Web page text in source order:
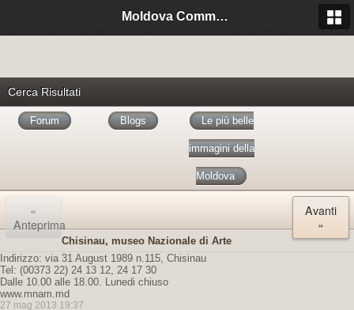
Moldova Community Italia
Cerca Risultati
Forum Blogs Le più belle
immagini della
Moldova
«
Anteprima
Avanti
»
Chisinau, museo Nazionale di Arte
Indirizzo: via 31 August 1989 n.115, Chisinau
Tel: (00373 22) 24 13 12, 24 17 30
Dalle 10.00 alle 18.00. Lunedi chiuso
www.mnam.md
27 mag 2013 19:37